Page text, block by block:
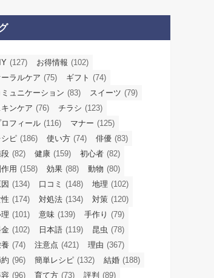
(127) お得情報 (102)
ーラルケア (75) ギフト (74)
ミュニケーション (83) スイーツ (79)
キンケア (76) チラシ (123)
ロフィール (116) マナー (125)
シピ (186) 使い方 (74) 俳優 (83)
(82) 健康 (159) 初心者 (82)
用 (158) 効果 (88) 動物 (80)
(134) 口コミ (148) 地理 (102)
(174) 対処法 (134) 対策 (120)
(101) 意味 (139) 手作り (79)
(102) 日本語 (119) 昆虫 (78)
(74) 注意点 (421) 理由 (367)
(96) 簡単レシピ (132) 結婚 (188)
(96) 育て方 (73) 評判 (89)